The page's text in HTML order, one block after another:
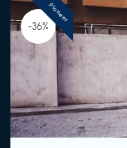
-36%
Pioneer